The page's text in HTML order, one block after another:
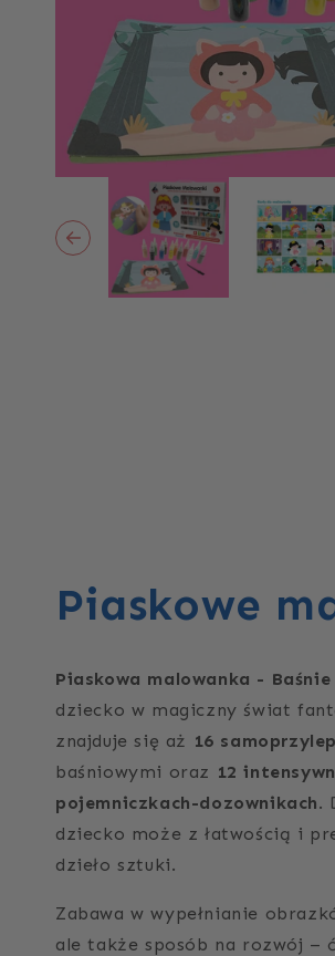
Piaskowe
Piaskowa malowanka - Baśnie
dziecko w magiczny świat
znajduje się aż 16
baśniowymi oraz 12
pojemniczkach-dozownikach.
dziecko może z łatwością i
dzieło sztuki.
Zabawa w wypełnianie
ale także sposób na rozwój –